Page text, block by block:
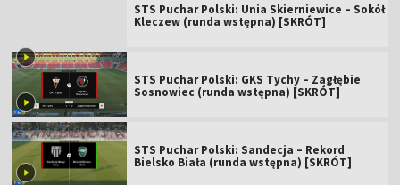
STS Puchar Polski: Unia Skierniewice – Sokół
Kleczew (runda wstępna) [SKRÓT]
STS Puchar Polski: GKS Tychy – Zagłębie
Sosnowiec (runda wstępna) [SKRÓT]
STS Puchar Polski: Sandecja – Rekord
Bielsko Biała (runda wstępna) [SKRÓT]